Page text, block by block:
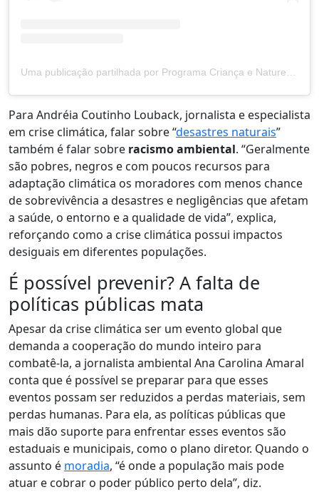
Uma publicação partilhada por Programa Criança e Natureza (@criancaenatureza)
Para Andréia Coutinho Louback, jornalista e especialista
em crise climática, falar sobre “desastres naturais”
também é falar sobre racismo ambiental. “Geralmente
são pobres, negros e com poucos recursos para
adaptação climática os moradores com menos chance
de sobrevivência a desastres e negligências que afetam
a saúde, o entorno e a qualidade de vida”, explica,
reforçando como a crise climática possui impactos
desiguais em diferentes populações.
É possível prevenir? A falta de
políticas públicas mata
Apesar da crise climática ser um evento global que
demanda a cooperação do mundo inteiro para
combatê-la, a jornalista ambiental Ana Carolina Amaral
conta que é possível se preparar para que esses
eventos possam ser reduzidos a perdas materiais, sem
perdas humanas. Para ela, as políticas públicas que
mais dão suporte para enfrentar esses eventos são
estaduais e municipais, como o plano diretor. Quando o
assunto é moradia, “é onde a população mais pode
atuar e cobrar o poder público perto dela”, diz.